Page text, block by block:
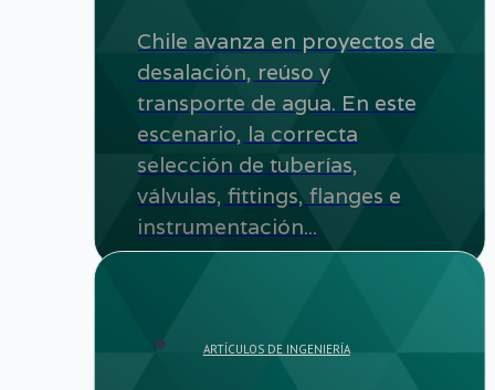
Chile avanza en proyectos de
desalación, reúso y
transporte de agua. En este
escenario, la correcta
selección de tuberías,
válvulas, fittings, flanges e
instrumentación...
ARTÍCULOS DE INGENIERÍA